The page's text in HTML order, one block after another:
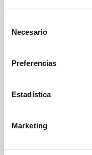
Identificar su
Obtenga más
web con nuestros
Necesario
Preferencias
Estadística
Marketing